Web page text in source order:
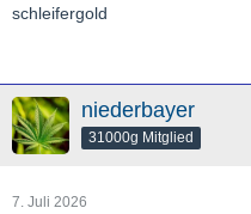
schleifergold
niederbayer
31000g Mitglied
7. Juli 2026